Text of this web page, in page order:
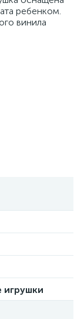
ребенком.
винила
игрушки